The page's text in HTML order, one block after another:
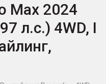
Max 2024
л.с.) 4WD, I